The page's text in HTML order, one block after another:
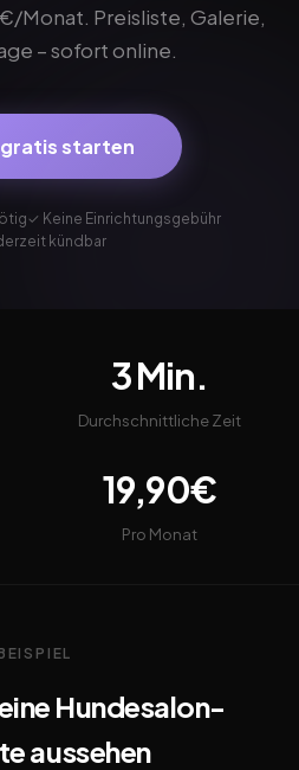
Monat. Preisliste, Galerie,
– sofort online.
gratis starten
✓ Keine Einrichtungsgebühr
kündbar
3 Min.
Durchschnittliche Zeit
19,90€
Pro Monat
Hundesalon-
aussehen